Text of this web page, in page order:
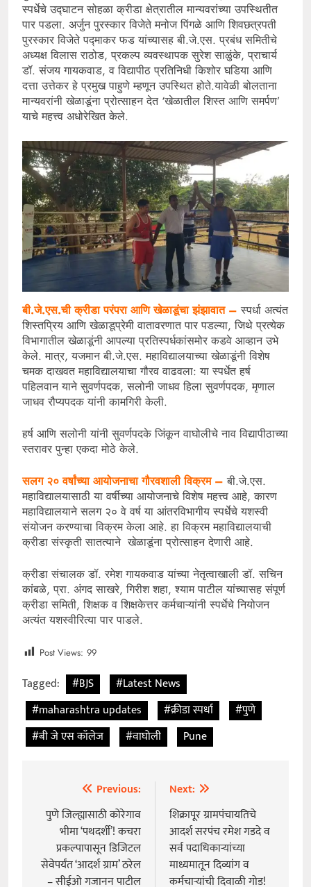
स्पर्धेचे उद्घाटन सोहळा क्रीडा क्षेत्रातील मान्यवरांच्या उपस्थितीत
पार पडला. अर्जुन पुरस्कार विजेते मनोज पिंगळे आणि शिवछत्रपती
पुरस्कार विजेते पद्माकर फड यांच्यासह बी.जे.एस. प्रबंध समितीचे
अध्यक्ष विलास राठोड, प्रकल्प व्यवस्थापक सुरेश साळुंके, प्राचार्य
डॉ. संजय गायकवाड, व विद्यापीठ प्रतिनिधी किशोर घडिया आणि
दत्ता उत्तेकर हे प्रमुख पाहुणे म्हणून उपस्थित होते.यावेळी बोलताना
मान्यवरांनी खेळाडूंना प्रोत्साहन देत ‘खेळातील शिस्त आणि समर्पण’
याचे महत्त्व अधोरेखित केले.
बी.जे.एस.ची क्रीडा परंपरा आणि खेळाडूंचा झंझावात – स्पर्धा अत्यंत
शिस्तप्रिय आणि खेळाडूप्रेमी वातावरणात पार पडल्या, जिथे प्रत्येक
विभागातील खेळाडूंनी आपल्या प्रतिस्पर्धकांसमोर कडवे आव्हान उभे
केले. मात्र, यजमान बी.जे.एस. महाविद्यालयाच्या खेळाडूंनी विशेष
चमक दाखवत महाविद्यालयाचा गौरव वाढवला: या स्पर्धेत हर्ष
पहिलवान याने सुवर्णपदक, सलोनी जाधव हिला सुवर्णपदक, मृणाल
जाधव रौप्यपदक यांनी कामगिरी केली.
हर्ष आणि सलोनी यांनी सुवर्णपदके जिंकून वाघोलीचे नाव विद्यापीठाच्या
स्तरावर पुन्हा एकदा मोठे केले.
सलग २० वर्षांच्या आयोजनाचा गौरवशाली विक्रम – बी.जे.एस.
महाविद्यालयासाठी या वर्षीच्या आयोजनाचे विशेष महत्त्व आहे, कारण
महाविद्यालयाने सलग २० वे वर्ष या आंतरविभागीय स्पर्धेचे यशस्वी
संयोजन करण्याचा विक्रम केला आहे. हा विक्रम महाविद्यालयाची
क्रीडा संस्कृती सातत्याने खेळाडूंना प्रोत्साहन देणारी आहे.
क्रीडा संचालक डॉ. रमेश गायकवाड यांच्या नेतृत्वाखाली डॉ. सचिन
कांबळे, प्रा. अंगद साखरे, गिरीश शहा, श्याम पाटील यांच्यासह संपूर्ण
क्रीडा समिती, शिक्षक व शिक्षकेत्तर कर्मचाऱ्यांनी स्पर्धेचे नियोजन
अत्यंत यशस्वीरित्या पार पाडले.
Post Views: 99
Tagged: #BJS
#Latest News
#maharashtra updates
#क्रीडा स्पर्धा
#पुणे
#बी जे एस कॉलेज
#वाघोली Pune
navigation
Previous:
पुणे जिल्ह्यासाठी कोरेगाव
भीमा ‘पथदर्शी’! कचरा
प्रकल्पापासून डिजिटल
सेवेपर्यंत ‘आदर्श ग्राम’ ठरेल
– सीईओ गजानन पाटील
Next:
शिक्रापूर ग्रामपंचायतिचे
आदर्श सरपंच रमेश गडदे व
सर्व पदाधिकाऱ्यांच्या
माध्यमातून दिव्यांग व
कर्मचाऱ्यांची दिवाळी गोड!